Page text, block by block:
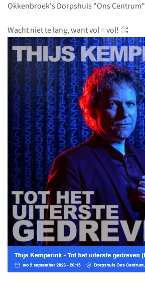
Okkenbroek's Dorpshuis "Ons Centrum"
Wacht niet te lang, want vol = vol! 👏